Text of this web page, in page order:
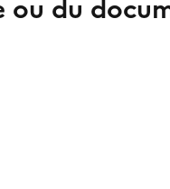
ou du